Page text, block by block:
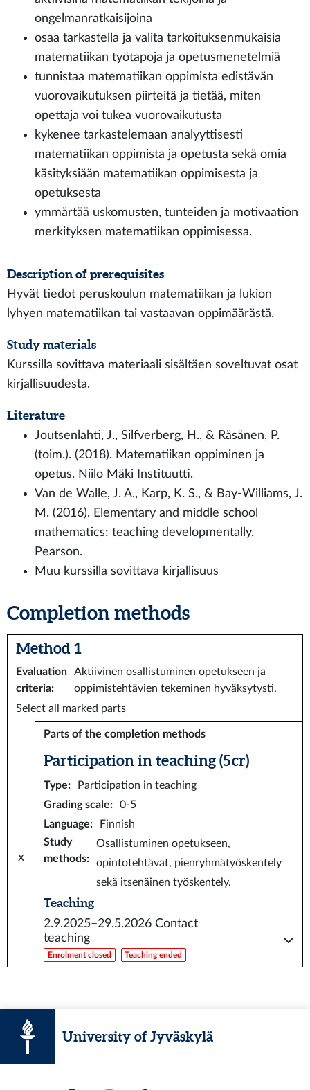
ongelmanratkaisijoina
osaa tarkastella ja valita tarkoituksenmukaisia
matematiikan työtapoja ja opetusmenetelmiä
tunnistaa matematiikan oppimista edistävän
vuorovaikutuksen piirteitä ja tietää, miten
opettaja voi tukea vuorovaikutusta
kykenee tarkastelemaan analyyttisesti
matematiikan oppimista ja opetusta sekä omia
käsityksiään matematiikan oppimisesta ja
opetuksesta
ymmärtää uskomusten, tunteiden ja motivaation
merkityksen matematiikan oppimisessa.
Description of prerequisites
Hyvät tiedot peruskoulun matematiikan ja lukion
lyhyen matematiikan tai vastaavan oppimäärästä.
Study materials
Kurssilla sovittava materiaali sisältäen soveltuvat osat
kirjallisuudesta.
Literature
Joutsenlahti, J., Silfverberg, H., & Räsänen, P.
(toim.). (2018). Matematiikan oppiminen ja
opetus. Niilo Mäki Instituutti.
Van de Walle, J. A., Karp, K. S., & Bay-Williams, J.
M. (2016). Elementary and middle school
mathematics: teaching developmentally.
Pearson.
Muu kurssilla sovittava kirjallisuus
Completion methods
Method 1
Evaluation
criteria:
Aktiivinen osallistuminen opetukseen ja
oppimistehtävien tekeminen hyväksytysti.
Select all marked parts
Parts of the completion methods
x
Participation in teaching (5 cr)
Type:
Participation in teaching
Grading scale:
0-5
Language:
Finnish
Study
methods:
Osallistuminen opetukseen,
opintotehtävät, pienryhmätyöskentely
sekä itsenäinen työskentely.
Teaching
2.9.2025–29.5.2026 Contact
teaching
Enrolment closed Teaching ended
University of Jyväskylä